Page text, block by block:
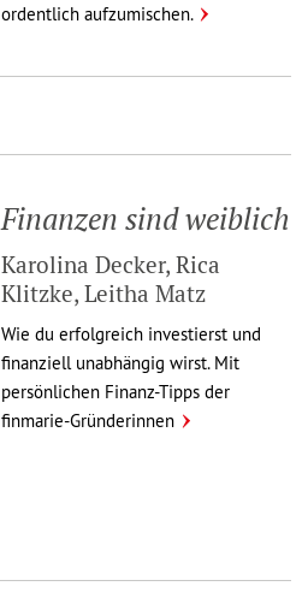
ordent­lich aufzu­mi­schen.
Finanzen sind weiblich
Karolina Decker, Rica
Klitzke, Leitha Matz
Wie du erfolg­reich inves­tierst und
finan­ziell unab­hängig wirst. Mit
persön­li­chen Finanz-Tipps der
finmarie-Grün­de­rinnen